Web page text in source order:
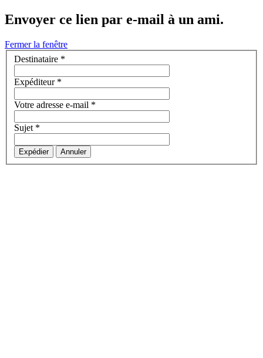
Envoyer ce lien par e-mail à un ami.
Fermer la fenêtre
Destinataire *
Expéditeur*
Votre adresse e-mail *
Sujet*
Expédier Annuler